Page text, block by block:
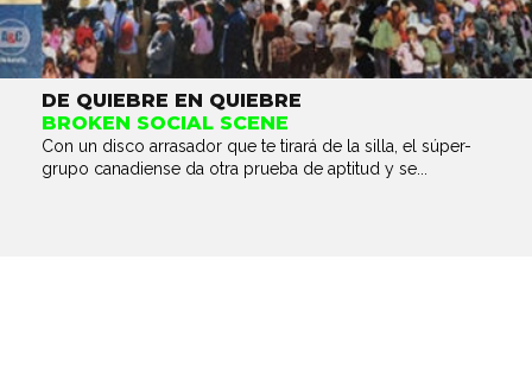
DE QUIEBRE EN QUIEBRE
BROKEN SOCIAL SCENE
Con un disco arrasador que te tirará de la silla, el súper-
grupo canadiense da otra prueba de aptitud y se...